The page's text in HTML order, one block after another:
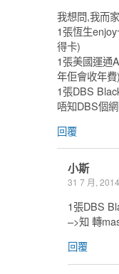
我想問,我而
1張恆生
得卡)
1張美國運通
年佢會收年費)
1張DBS
唔知DBS個
回覆
小斯
31 7 月, 2014
1張DBS
–>知 轉
回覆